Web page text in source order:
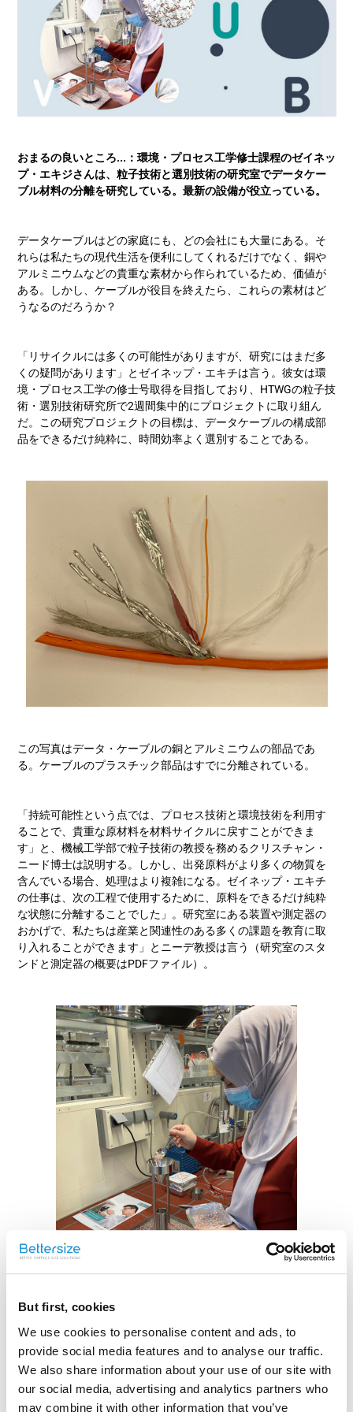
But first, cookies
We use cookies to personalise content and ads, to
provide social media features and to analyse our traffic.
We also share information about your use of our site with
our social media, advertising and analytics partners who
may combine it with other information that you’ve
おまるの良いところ...：環境・プロセス工学修士課程のゼイネッ
プ・エキジさんは、粒子技術と選別技術の研究室でデータケー
ブル材料の分離を研究している。最新の設備が役立っている。
データケーブルはどの家庭にも、どの会社にも大量にある。そ
れらは私たちの現代生活を便利にしてくれるだけでなく、銅や
アルミニウムなどの貴重な素材から作られているため、価値が
ある。しかし、ケーブルが役目を終えたら、これらの素材はど
うなるのだろうか？
「リサイクルには多くの可能性がありますが、研究にはまだ多
くの疑問があります」とゼイネップ・エキチは言う。彼女は環
境・プロセス工学の修士号取得を目指しており、HTWGの粒子技
術・選別技術研究所で2週間集中的にプロジェクトに取り組ん
だ。この研究プロジェクトの目標は、データケーブルの構成部
品をできるだけ純粋に、時間効率よく選別することである。
この写真はデータ・ケーブルの銅とアルミニウムの部品であ
る。ケーブルのプラスチック部品はすでに分離されている。
「持続可能性という点では、プロセス技術と環境技術を利用す
ることで、貴重な原材料を材料サイクルに戻すことができま
す」と、機械工学部で粒子技術の教授を務めるクリスチャン・
ニード博士は説明する。しかし、出発原料がより多くの物質を
含んでいる場合、処理はより複雑になる。ゼイネップ・エキチ
の仕事は、次の工程で使用するために、原料をできるだけ純粋
な状態に分離することでした」。研究室にある装置や測定器の
おかげで、私たちは産業と関連性のある多くの課題を教育に取
り入れることができます」とニーデ教授は言う（研究室のスタ
ンドと測定器の概要はPDFファイル）。
Bettersize Instruments Ltd.から粒子技術・選別技術研究室に提
供されたBeDensi B1を用いて嵩密度を測定する修士課程の学生
Zeynep Ekizi。